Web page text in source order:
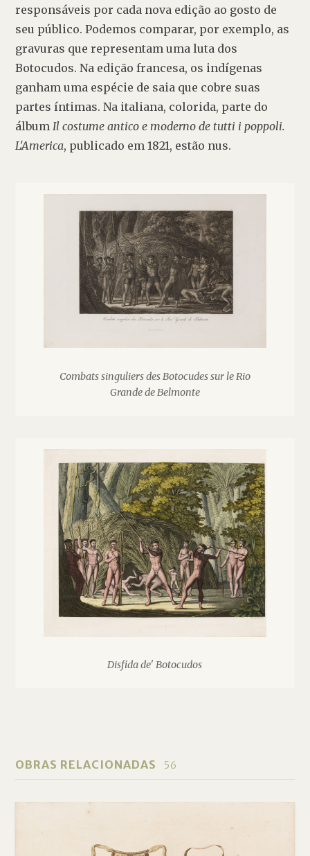
responsáveis por cada nova edição ao gosto de
seu público. Podemos comparar, por exemplo, as
gravuras que representam uma luta dos
Botocudos. Na edição francesa, os indígenas
ganham uma espécie de saia que cobre suas
partes íntimas. Na italiana, colorida, parte do
álbum Il costume antico e moderno de tutti i poppoli.
L'America, publicado em 1821, estão nus.
Combats singuliers des Botocudes sur le Rio
Grande de Belmonte
Disfida de' Botocudos
OBRAS RELACIONADAS 56